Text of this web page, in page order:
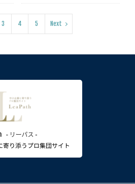
3 4 5 Next